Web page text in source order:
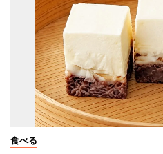
食べる